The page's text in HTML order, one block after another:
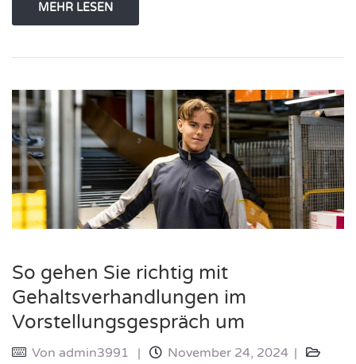
MEHR LESEN
So gehen Sie richtig mit
Gehaltsverhandlungen im
Vorstellungsgespräch um
Von admin3991
November 24, 2024